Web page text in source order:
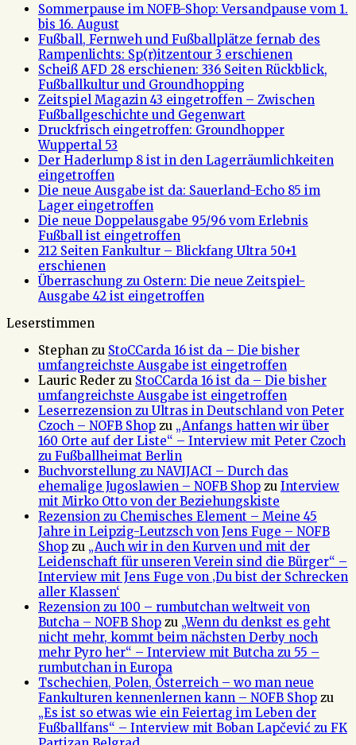
Sommerpause im NOFB-Shop: Versandpause vom 1.
bis 16. August
Fußball, Fernweh und Fußballplätze fernab des
Rampenlichts: Sp(r)itzentour 3 erschienen
Scheiß AFD 28 erschienen: 336 Seiten Rückblick,
Fußballkultur und Groundhopping
Zeitspiel Magazin 43 eingetroffen – Zwischen
Fußballgeschichte und Gegenwart
Druckfrisch eingetroffen: Groundhopper
Wuppertal 53
Der Haderlump 8 ist in den Lagerräumlichkeiten
eingetroffen
Die neue Ausgabe ist da: Sauerland-Echo 85 im
Lager eingetroffen
Die neue Doppelausgabe 95/96 vom Erlebnis
Fußball ist eingetroffen
212 Seiten Fankultur – Blickfang Ultra 50+1
erschienen
Überraschung zu Ostern: Die neue Zeitspiel-
Ausgabe 42 ist eingetroffen
Leserstimmen
Stephan zu StoCCarda 16 ist da – Die bisher
umfangreichste Ausgabe ist eingetroffen
Lauric Reder zu StoCCarda 16 ist da – Die bisher
umfangreichste Ausgabe ist eingetroffen
Leserrezension zu Ultras in Deutschland von Peter
Czoch – NOFB Shop zu „Anfangs hatten wir über
160 Orte auf der Liste“ – Interview mit Peter Czoch
zu Fußballheimat Berlin
Buchvorstellung zu NAVIJACI – Durch das
ehemalige Jugoslawien – NOFB Shop zu Interview
mit Mirko Otto von der Beziehungskiste
Rezension zu Chemisches Element – Meine 45
Jahre in Leipzig-Leutzsch von Jens Fuge – NOFB
Shop zu „Auch wir in den Kurven und mit der
Leidenschaft für unseren Verein sind die Bürger“ –
Interview mit Jens Fuge von ‚Du bist der Schrecken
aller Klassen‘
Rezension zu 100 – rumbutchan weltweit von
Butcha – NOFB Shop zu „Wenn du denkst es geht
nicht mehr, kommt beim nächsten Derby noch
mehr Pyro her“ – Interview mit Butcha zu 55 –
rumbutchan in Europa
Tschechien, Polen, Österreich – wo man neue
Fankulturen kennenlernen kann – NOFB Shop zu
„Es ist so etwas wie ein Feiertag im Leben der
Fußballfans“ – Interview mit Boban Lapčević zu FK